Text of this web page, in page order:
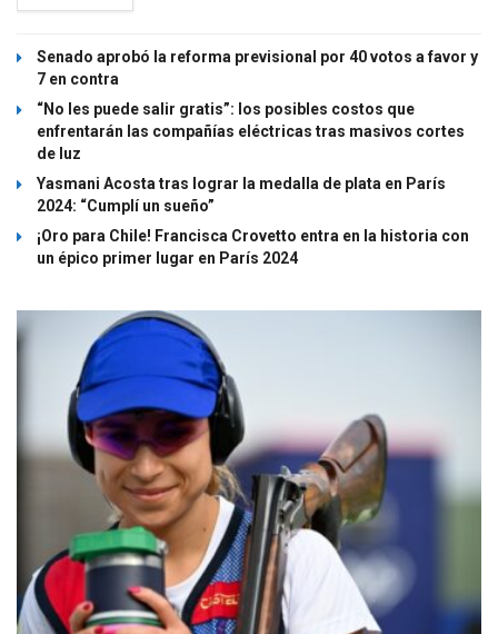
Senado aprobó la reforma previsional por 40 votos a favor y
7 en contra
“No les puede salir gratis”: los posibles costos que
enfrentarán las compañías eléctricas tras masivos cortes
de luz
Yasmani Acosta tras lograr la medalla de plata en París
2024: “Cumplí un sueño”
¡Oro para Chile! Francisca Crovetto entra en la historia con
un épico primer lugar en París 2024